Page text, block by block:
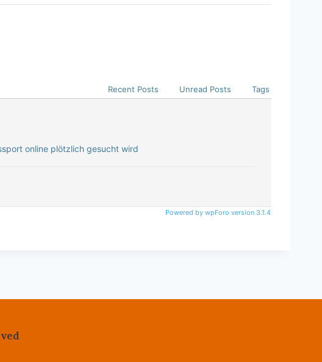
Recent Posts Unread Posts Tags
online plötzlich gesucht wird
Powered by wpForo version 3.1.4